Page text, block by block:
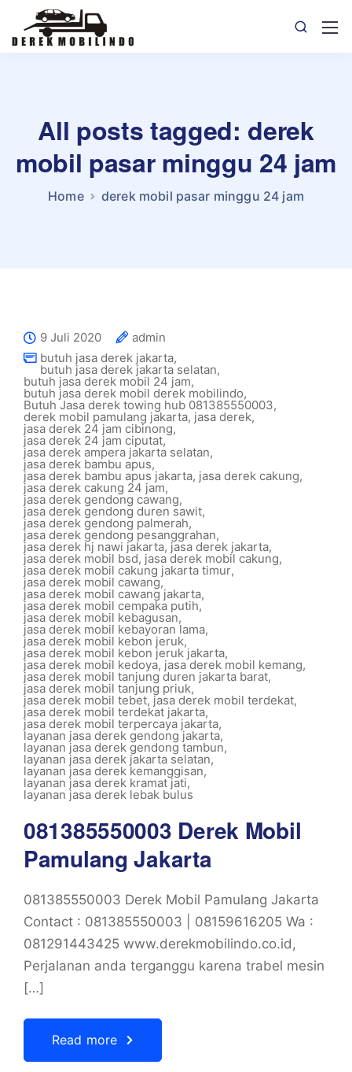
All posts tagged: derek
mobil pasar minggu 24 jam
Home derek mobil pasar minggu 24 jam
9 Juli 2020
admin
butuh jasa derek jakarta,
butuh jasa derek jakarta selatan,
butuh jasa derek mobil 24 jam,
butuh jasa derek mobil derek mobilindo,
Butuh Jasa derek towing hub 081385550003,
derek mobil pamulang jakarta, jasa derek,
jasa derek 24 jam cibinong,
jasa derek 24 jam ciputat,
jasa derek ampera jakarta selatan,
jasa derek bambu apus,
jasa derek bambu apus jakarta, jasa derek cakung,
jasa derek cakung 24 jam,
jasa derek gendong cawang,
jasa derek gendong duren sawit,
jasa derek gendong palmerah,
jasa derek gendong pesanggrahan,
jasa derek hj nawi jakarta, jasa derek jakarta,
jasa derek mobil bsd, jasa derek mobil cakung,
jasa derek mobil cakung jakarta timur,
jasa derek mobil cawang,
jasa derek mobil cawang jakarta,
jasa derek mobil cempaka putih,
jasa derek mobil kebagusan,
jasa derek mobil kebayoran lama,
jasa derek mobil kebon jeruk,
jasa derek mobil kebon jeruk jakarta,
jasa derek mobil kedoya, jasa derek mobil kemang,
jasa derek mobil tanjung duren jakarta barat,
jasa derek mobil tanjung priuk,
jasa derek mobil tebet, jasa derek mobil terdekat,
jasa derek mobil terdekat jakarta,
jasa derek mobil terpercaya jakarta,
layanan jasa derek gendong jakarta,
layanan jasa derek gendong tambun,
layanan jasa derek jakarta selatan,
layanan jasa derek kemanggisan,
layanan jasa derek kramat jati,
layanan jasa derek lebak bulus
081385550003 Derek Mobil
Pamulang Jakarta
081385550003 Derek Mobil Pamulang Jakarta
Contact : 081385550003 | 08159616205 Wa :
081291443425 www.derekmobilindo.co.id,
Perjalanan anda terganggu karena trabel mesin
[…]
Read more